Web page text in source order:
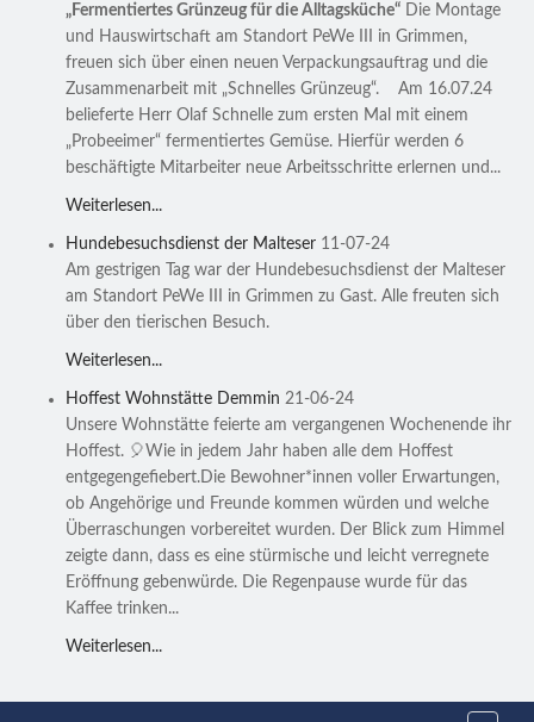
„Fermentiertes Grünzeug für die Alltagsküche“ Die Montage
und Hauswirtschaft am Standort PeWe III in Grimmen,
freuen sich über einen neuen Verpackungsauftrag und die
Zusammenarbeit mit „Schnelles Grünzeug“. Am 16.07.24
belieferte Herr Olaf Schnelle zum ersten Mal mit einem
„Probeeimer“ fermentiertes Gemüse. Hierfür werden 6
beschäftigte Mitarbeiter neue Arbeitsschritte erlernen und...
Weiterlesen...
Hundebesuchsdienst der Malteser 11-07-24
Am gestrigen Tag war der Hundebesuchsdienst der Malteser
am Standort PeWe III in Grimmen zu Gast. Alle freuten sich
über den tierischen Besuch.
Weiterlesen...
Hoffest Wohnstätte Demmin 21-06-24
Unsere Wohnstätte feierte am vergangenen Wochenende ihr
Hoffest. 🎈Wie in jedem Jahr haben alle dem Hoffest
entgegengefiebert.Die Bewohner*innen voller Erwartungen,
ob Angehörige und Freunde kommen würden und welche
Überraschungen vorbereitet wurden. Der Blick zum Himmel
zeigte dann, dass es eine stürmische und leicht verregnete
Eröffnung gebenwürde. Die Regenpause wurde für das
Kaffee trinken...
Weiterlesen...